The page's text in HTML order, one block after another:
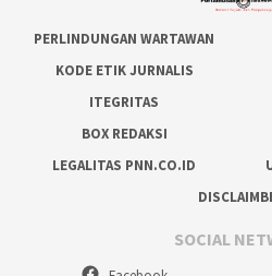
PERLINDUNGAN WARTAWAN
KODE ETIK JURNALIS
ITEGRITAS
BOX REDAKSI
LEGALITAS PNN.CO.ID
SOCIAL